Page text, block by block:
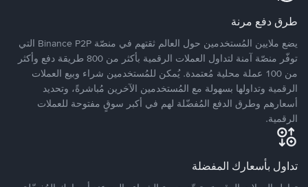
طرق دفع مرنة
يضع ملايين المُستخدمين حول العالم ثقتهم في منصّة Binance P2P التي
توفّر منصّة آمنة لتداول العملات الرقمية بأكثر من 800 طريقة دفع وأكثر
من 100 عملة محلية مُعتمدة. يُمكن للمُستخدمين شراء وبيع العملات
الرقمية وتداولها بسهولة مع المُستخدمين الآخرين مُباشرةً، وتحديد
أسعارهم وطرق الدفع المُفضّلة لهم في أكبر سوقٍ مفتوحة للعملات
الرقمية.
تداول بأسعارك المفضلة